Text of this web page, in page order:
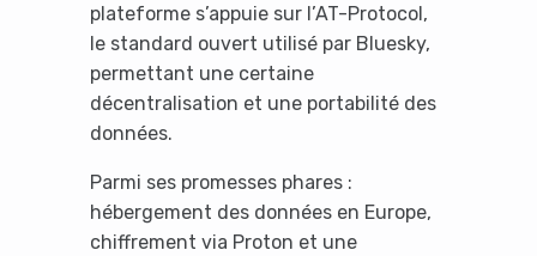
plateforme s’appuie sur l’AT-Protocol,
le standard ouvert utilisé par Bluesky,
permettant une certaine
décentralisation et une portabilité des
données.
Parmi ses promesses phares :
hébergement des données en Europe,
chiffrement via Proton et une